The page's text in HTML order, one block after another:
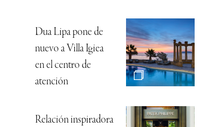
Dua Lipa pone de
nuevo a Villa Igiea
en el centro de
atención
Relación inspiradora